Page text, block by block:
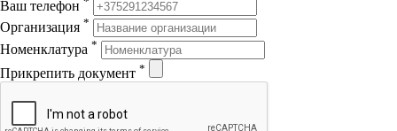
Ваш телефон
Организация *
Номенклатура *
Прикрепить документ *